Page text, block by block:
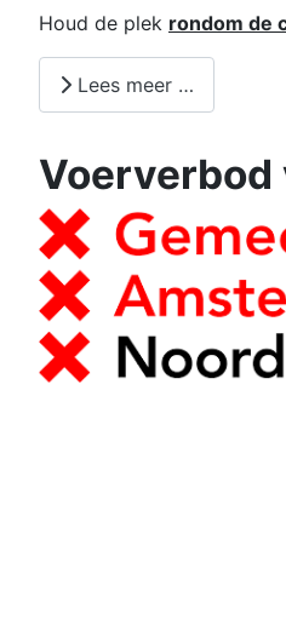
Houd de plek rondom de
Lees meer …